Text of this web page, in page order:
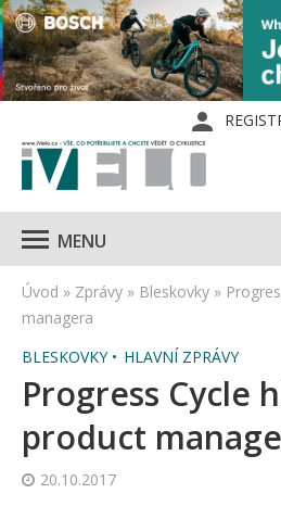
MENU
Úvod » Zprávy » Bleskovky »
managera
BLESKOVKY
HLAVNÍ ZPRÁVY
Progress Cycle
product
20.10.2017